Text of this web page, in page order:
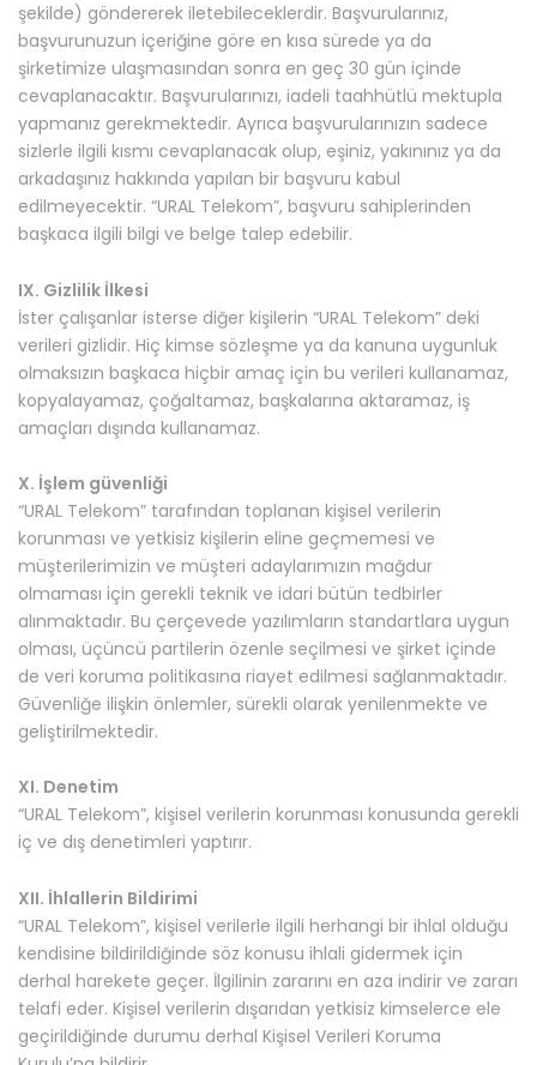
şekilde) göndererek iletebileceklerdir. Başvurularınız,
başvurunuzun içeriğine göre en kısa sürede ya da
şirketimize ulaşmasından sonra en geç 30 gün içinde
cevaplanacaktır. Başvurularınızı, iadeli taahhütlü mektupla
yapmanız gerekmektedir. Ayrıca başvurularınızın sadece
sizlerle ilgili kısmı cevaplanacak olup, eşiniz, yakınınız ya da
arkadaşınız hakkında yapılan bir başvuru kabul
edilmeyecektir. “URAL Telekom”, başvuru sahiplerinden
başkaca ilgili bilgi ve belge talep edebilir.
IX. Gizlilik İlkesi
İster çalışanlar isterse diğer kişilerin “URAL Telekom” deki
verileri gizlidir. Hiç kimse sözleşme ya da kanuna uygunluk
olmaksızın başkaca hiçbir amaç için bu verileri kullanamaz,
kopyalayamaz, çoğaltamaz, başkalarına aktaramaz, iş
amaçları dışında kullanamaz.
X. İşlem güvenliği
“URAL Telekom” tarafından toplanan kişisel verilerin
korunması ve yetkisiz kişilerin eline geçmemesi ve
müşterilerimizin ve müşteri adaylarımızın mağdur
olmaması için gerekli teknik ve idari bütün tedbirler
alınmaktadır. Bu çerçevede yazılımların standartlara uygun
olması, üçüncü partilerin özenle seçilmesi ve şirket içinde
de veri koruma politikasına riayet edilmesi sağlanmaktadır.
Güvenliğe ilişkin önlemler, sürekli olarak yenilenmekte ve
geliştirilmektedir.
XI. Denetim
“URAL Telekom”, kişisel verilerin korunması konusunda gerekli
iç ve dış denetimleri yaptırır.
XII. İhlallerin Bildirimi
“URAL Telekom”, kişisel verilerle ilgili herhangi bir ihlal olduğu
kendisine bildirildiğinde söz konusu ihlali gidermek için
derhal harekete geçer. İlgilinin zararını en aza indirir ve zararı
telafi eder. Kişisel verilerin dışarıdan yetkisiz kimselerce ele
geçirildiğinde durumu derhal Kişisel Verileri Koruma